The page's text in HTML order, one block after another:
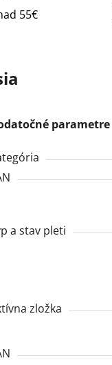
55€
parametre
a stav pleti
zložka